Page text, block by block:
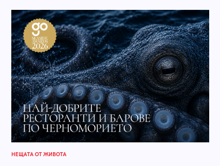
НЕЩАТА ОТ ЖИВОТА